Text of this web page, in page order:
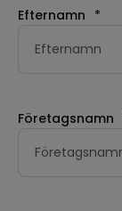
Efternamn *
Företagsnamn